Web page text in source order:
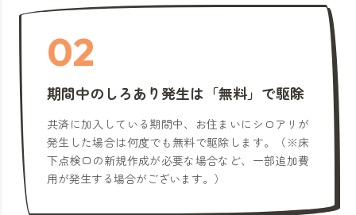
02
期間中のしろあり発生は「無料」で駆除
共済に加入している期間中、お住まいにシロアリが
発生した場合は何度でも無料で駆除します。（※床
下点検口の新規作成が必要な場合など、一部追加費
用が発生する場合がございます。）